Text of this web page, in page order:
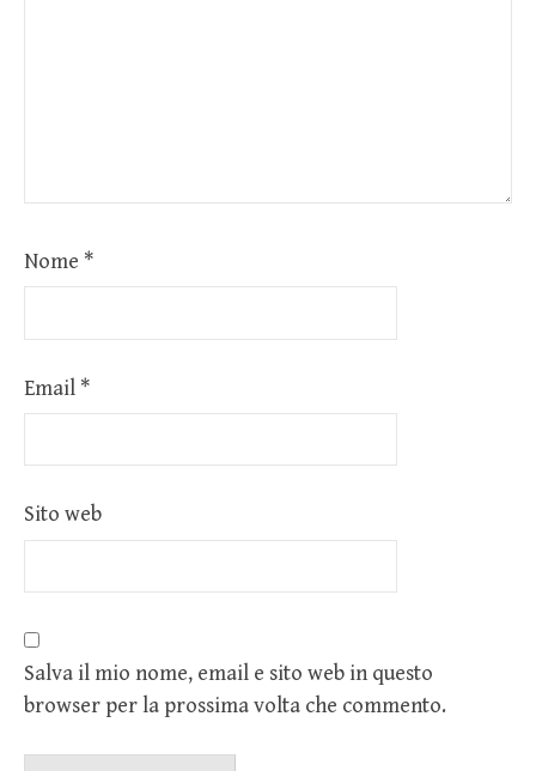
Nome *
Email *
Sito web
Salva il mio nome, email e sito web in questo
browser per la prossima volta che commento.